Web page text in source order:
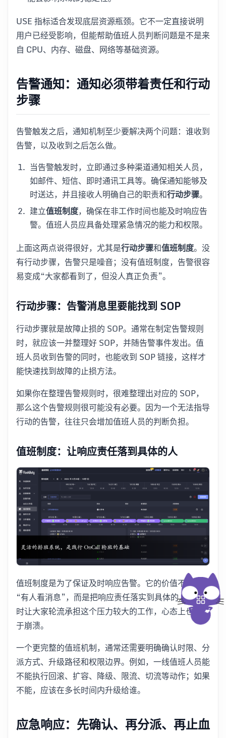
USE 指标适合发现底层资源瓶颈。它不一定直接说明
用户已经受影响，但能帮助值班人员判断问题是不是来
自 CPU、内存、磁盘、网络等基础资源。
告警通知：通知必须带着责任和行动
步骤
告警触发之后，通知机制至少要解决两个问题：谁收到
告警，以及收到之后怎么做。
当告警触发时，立即通过多种渠道通知相关人员，
如邮件、短信、即时通讯工具等。确保通知能够及
时送达，并且接收人明确自己的职责和行动步骤。
建立值班制度，确保在非工作时间也能及时响应告
警。值班人员应具备处理紧急情况的能力和权限。
上面这两点说得很好，尤其是行动步骤和值班制度。没
有行动步骤，告警只是噪音；没有值班制度，告警很容
易变成“大家都看到了，但没人真正负责”。
行动步骤：告警消息里要能找到 SOP
行动步骤就是故障止损的 SOP。通常在制定告警规则
时，就应该一并整理好 SOP，并随告警事件发出。值
班人员收到告警的同时，也能收到 SOP 链接，这样才
能快速找到故障的止损方法。
如果你在整理告警规则时，很难整理出对应的 SOP，
那么这个告警规则很可能没有必要。因为一个无法指导
行动的告警，往往只会增加值班人员的判断负担。
值班制度：让响应责任落到具体的人
值班制度是为了保证及时响应告警。它的价值不只是
“有人看消息”，而是把响应责任落实到具体的人，同
时让大家轮流承担这个压力较大的工作，心态上也不至
于崩溃。
一个更完整的值班机制，通常还需要明确确认时限、分
派方式、升级路径和权限边界。例如，一线值班人员能
不能执行回滚、扩容、降级、限流、切流等动作；如果
不能，应该在多长时间内升级给谁。
应急响应：先确认、再分派、再止血